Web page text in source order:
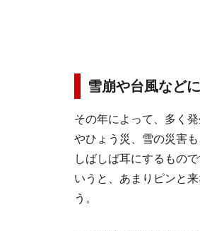
雪崩や台風など
その年によって、多く
やひょう災、雪の災害
しばしば耳にするもの
いうと、あまりピンと
う。